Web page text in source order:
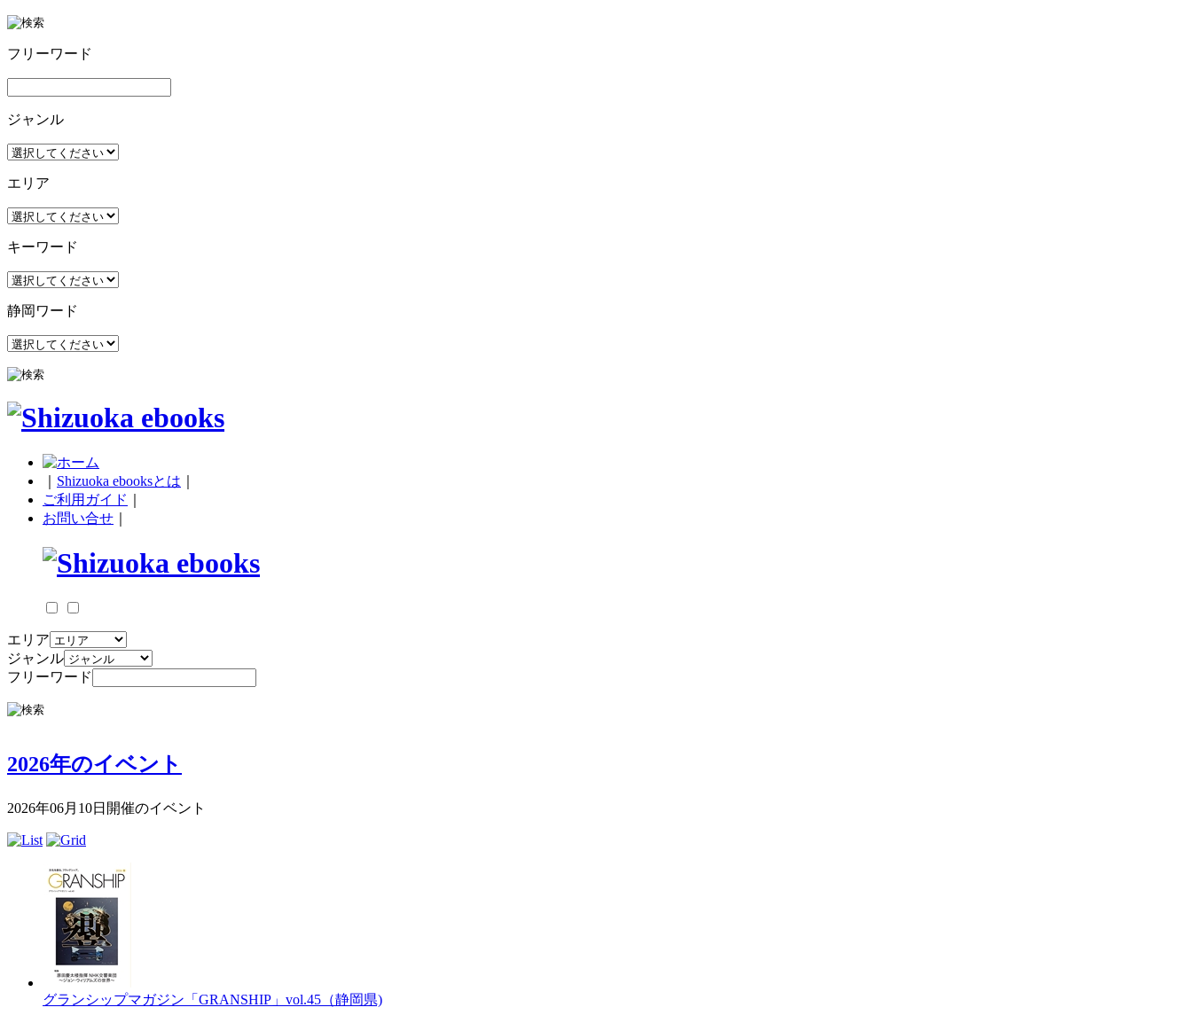
フリーワード
ジャンル
エリア
キーワード
静岡ワード
Shizuoka ebooksとは
ご利用ガイド
お問い合せ
エリア
ジャンル
フリーワード
2026年のイベント
2026年06月10日開催のイベント
グランシップマガジン「GRANSHIP」vol.45（静岡県)